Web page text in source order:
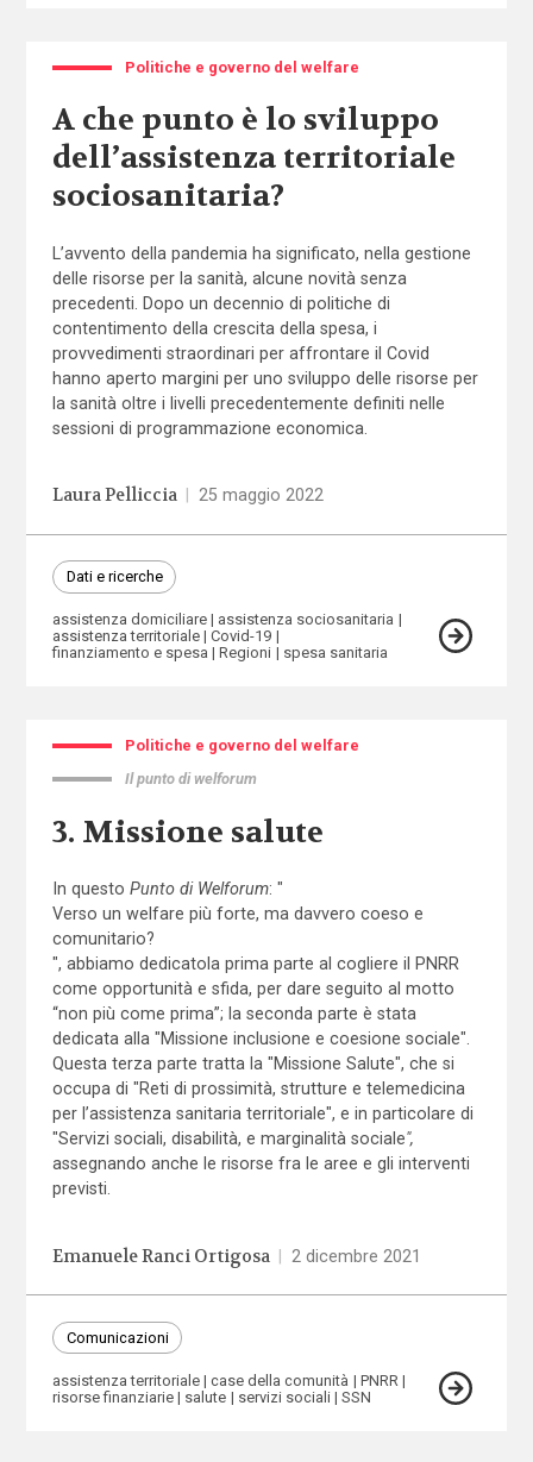
Politiche e governo del welfare
A che punto è lo sviluppo
dell’assistenza territoriale
sociosanitaria?
L’avvento della pandemia ha significato, nella gestione
delle risorse per la sanità, alcune novità senza
precedenti. Dopo un decennio di politiche di
contentimento della crescita della spesa, i
provvedimenti straordinari per affrontare il Covid
hanno aperto margini per uno sviluppo delle risorse per
la sanità oltre i livelli precedentemente definiti nelle
sessioni di programmazione economica.
Laura Pelliccia 25 maggio 2022
Dati e ricerche
assistenza domiciliare
assistenza sociosanitaria
assistenza territoriale
Covid-19
finanziamento e spesa
Regioni spesa sanitaria
Politiche e governo del welfare
Il punto di welforum
3. Missione salute
In questo Punto di Welforum: "
Verso un welfare più forte, ma davvero coeso e
comunitario?
", abbiamo dedicato la prima parte al cogliere il PNRR
come opportunità e sfida, per dare seguito al motto
“non più come prima”; la seconda parte è stata
dedicata alla "Missione inclusione e coesione sociale".
Questa terza parte tratta la "Missione Salute", che si
occupa di "Reti di prossimità, strutture e telemedicina
per l’assistenza sanitaria territoriale", e in particolare di
"Servizi sociali, disabilità, e marginalità sociale",
assegnando anche le risorse fra le aree e gli interventi
previsti.
Emanuele Ranci Ortigosa 2 dicembre 2021
Comunicazioni
assistenza territoriale case della comunità
PNRR
risorse finanziarie
salute servizi sociali SSN